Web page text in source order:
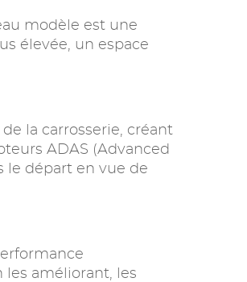
modèle est une
élevée, un espace
la carrosserie, créant
ADAS (Advanced
le départ en vue de
les améliorant, les